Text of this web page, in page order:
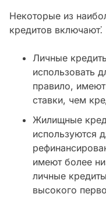
Некоторые из
кредитов включают⁚
Личные
использовать
правило,
ставки, чем
Жилищные
используются
имеют более
личные
высокого